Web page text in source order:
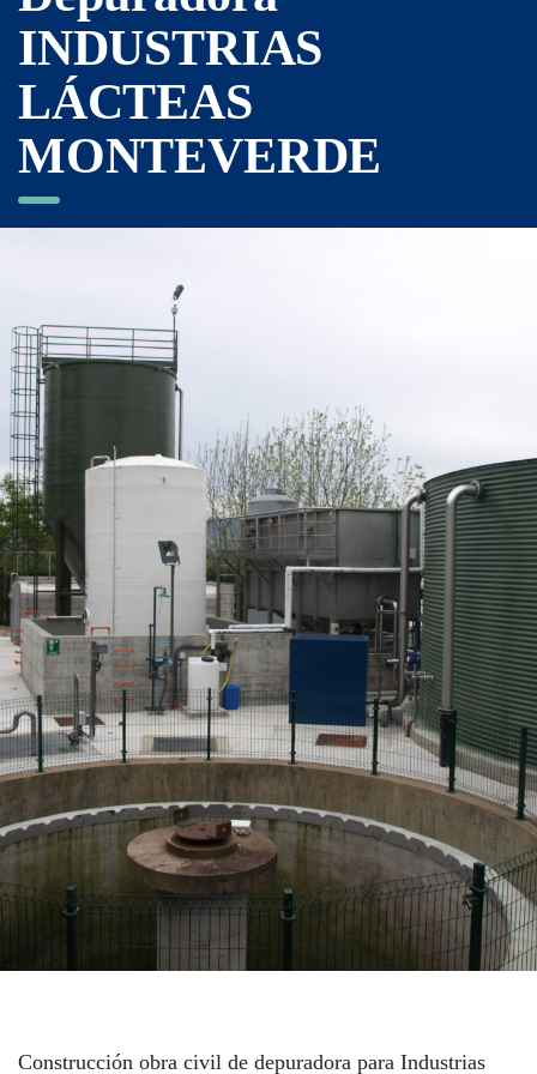
INDUSTRIAS
LÁCTEAS
MONTEVERDE
Construcción obra civil de depuradora para Industrias